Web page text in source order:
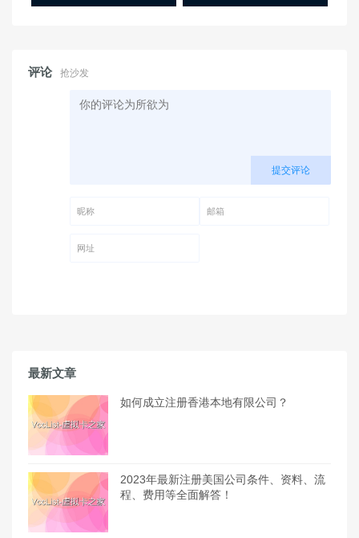
评论 抢沙发
提交评论
最新文章
如何成立注册香港本地有限公司？
2023年最新注册美国公司条件、资料、流
程、费用等全面解答！